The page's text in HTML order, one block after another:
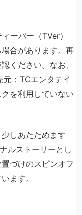
ーバー（TVer）
合があります。再
ください。なお、
：TCエンタテイ
を利用していない
しあたためます
ルストーリーとし
づけのスピンオフ
ます。